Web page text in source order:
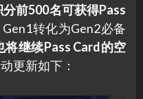
分前500名可获得Pass
Gen1转化为Gen2必备
将继续Pass Card的空
更新如下：